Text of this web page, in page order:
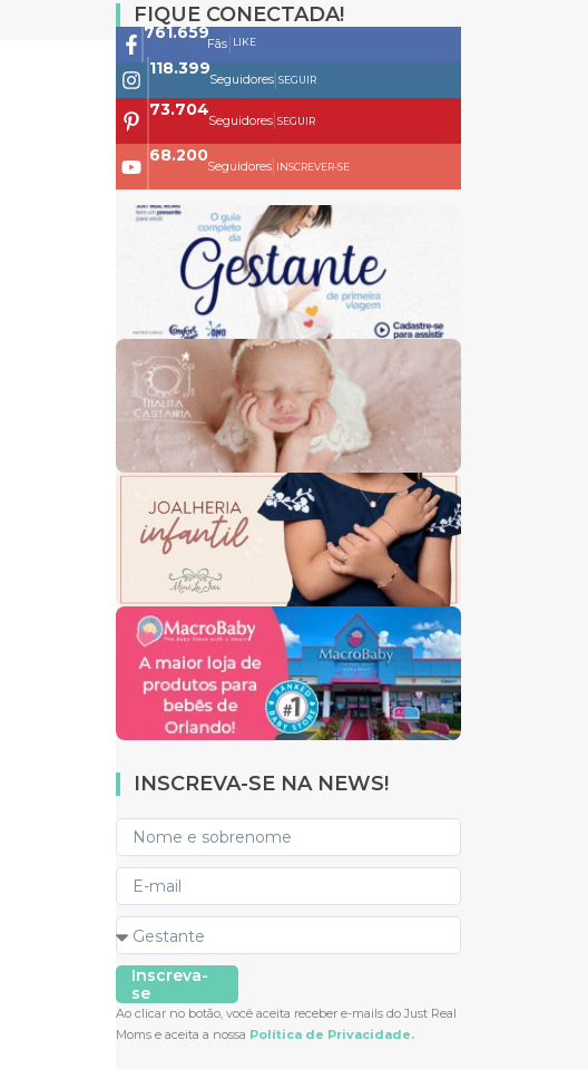
FIQUE CONECTADA!
761.659
Fãs LIKE
118.399
Seguidores| SEGUIR
73.704
Seguidores| SEGUIR
68.200
Seguidores| INSCREVER-SE
INSCREVA-SE NA NEWS!
Inscreva-
se
Ao clicar no botão, você aceita receber e-mails do Just Real
Moms e aceita a nossa Política de Privacidade.